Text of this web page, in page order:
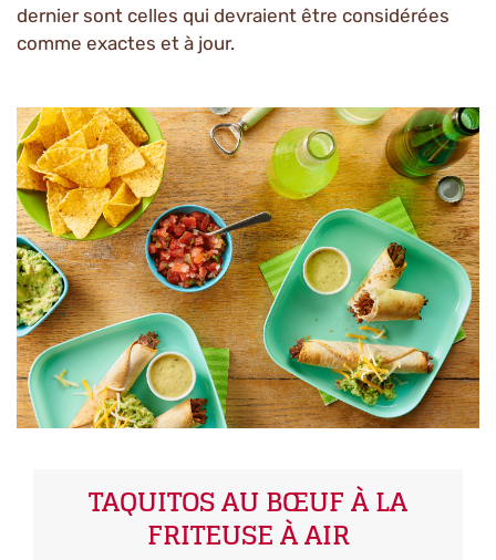
dernier sont celles qui devraient être considérées
comme exactes et à jour.
TAQUITOS AU BŒUF À LA
FRITEUSE À AIR